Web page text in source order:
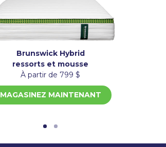
Brunswick Hybrid
ressorts et mousse
À partir de 799 $
MAGASINEZ MAINTENANT